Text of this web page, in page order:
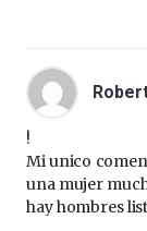
!
Mi unico
una mujer
hay hombres